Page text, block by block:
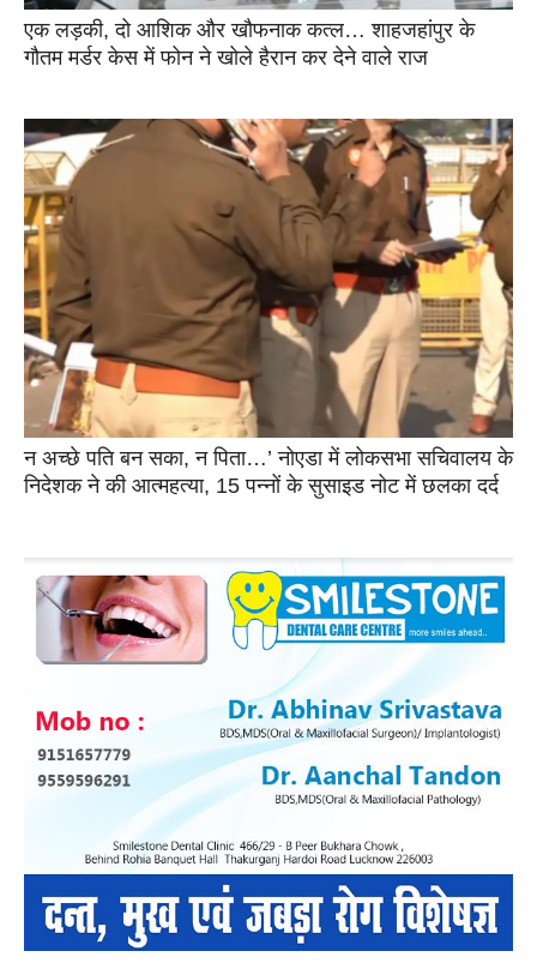
एक लड़की, दो आशिक और खौफनाक कत्ल… शाहजहांपुर के
गौतम मर्डर केस में फोन ने खोले हैरान कर देने वाले राज
न अच्छे पति बन सका, न पिता…’ नोएडा में लोकसभा सचिवालय के
निदेशक ने की आत्महत्या, 15 पन्नों के सुसाइड नोट में छलका दर्द